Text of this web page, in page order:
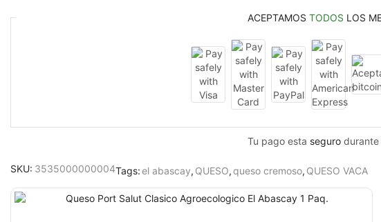
ACEPTAMOS TODOS LOS
Tu pago esta segurodurante
SKU: 3535000000004Tags:el abascay, QUESO,queso cremoso, QUESO VACA